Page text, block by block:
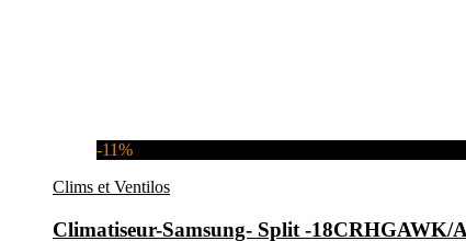
-11%
Clims et Ventilos
Climatiseur-Samsung- Split -